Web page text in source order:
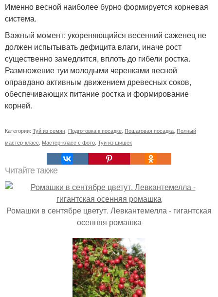
Именно весной наиболее бурно формируется корневая
система.
Важный момент: укореняющийся весенний саженец не
должен испытывать дефицита влаги, иначе рост
существенно замедлится, вплоть до гибели ростка.
Размножение туи молодыми черенками весной
оправдано активным движением древесных соков,
обеспечивающих питание ростка и формирование
корней.
Категории: Туй из семян Подготовка к посадке Пошаговая посадка Полный
мастер-класс Мастер-класс с фото Туи из шишек
Читайте также
Ромашки в сентябре цветут. Левкантемелла - гигантская
осенняя ромашка